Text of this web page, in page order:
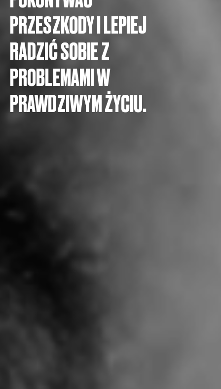
PRZESZKODY I LEPIEJ
RADZIĆ SOBIE Z
PROBLEMAMI W
PRAWDZIWYM ŻYCIU.